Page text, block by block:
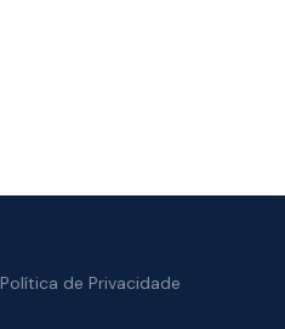
Política de Privacidade